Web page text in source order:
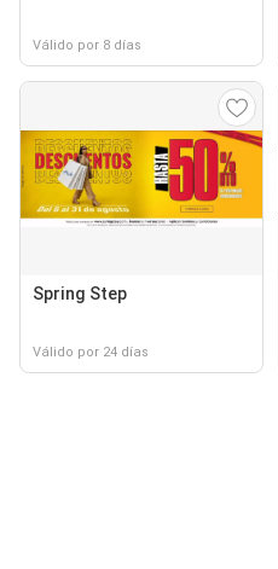
Válido por 8 días
Spring Step
Válido por 24 días